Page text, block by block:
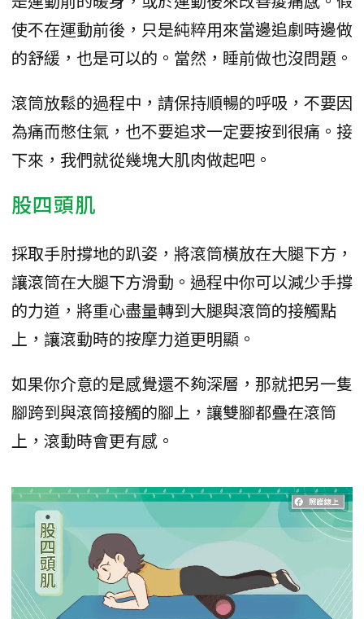
使不在運動前後，只是純粹用來當邊追劇時邊做
的舒緩，也是可以的。當然，睡前做也沒問題。
滾筒放鬆的過程中，請保持順暢的呼吸，不要因
為痛而憋住氣，也不要追求一定要按到很痛。接
下來，我們就從幾塊大肌肉做起吧。
股四頭肌
採取手肘撐地的趴姿，將滾筒橫放在大腿下方，
讓滾筒在大腿下方滑動。過程中你可以減少手撐
的力道，將重心盡量轉到大腿與滾筒的接觸點
上，讓滾動時的按摩力道更明顯。
如果你介意的是感覺還不夠深層，那就把另一隻
腳跨到與滾筒接觸的腳上，讓雙腳都疊在滾筒
上，滾動時會更有感。